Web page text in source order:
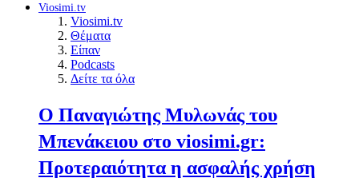
Viosimi.tv
Viosimi.tv
Θέματα
Είπαν
Podcasts
Δείτε τα όλα
Ο Παναγιώτης Μυλωνάς του
Μπενάκειου στο viosimi.gr:
Προτεραιότητα η ασφαλής χρήση